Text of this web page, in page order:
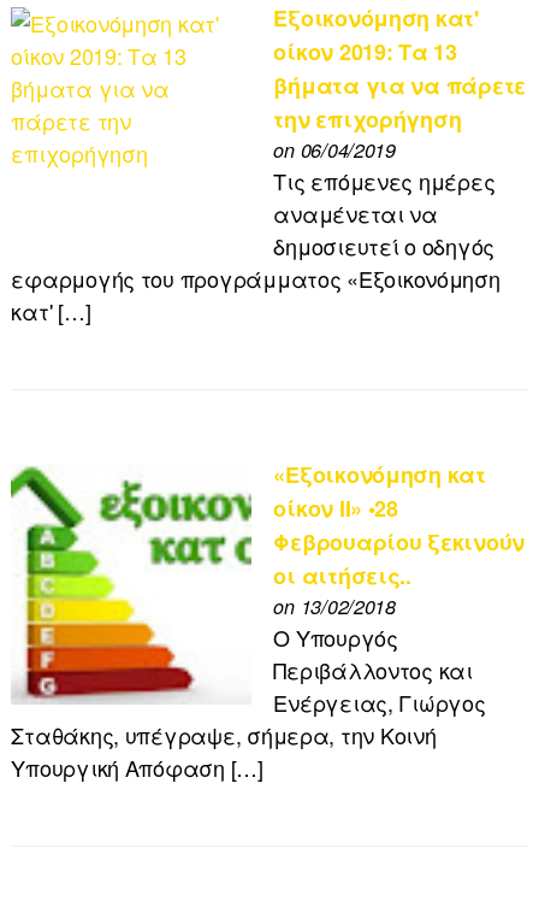
Εξοικονόμηση κατ'
οίκον 2019: Τα 13
βήματα για να πάρετε
την επιχορήγηση
on 06/04/2019
Τις επόμενες ημέρες
αναμένεται να
δημοσιευτεί ο οδηγός
εφαρμογής του προγράμματος «Εξοικονόμηση
κατ' […]
«Εξοικονόμηση κατ
οίκον II» •28
Φεβρουαρίου ξεκινούν
οι αιτήσεις..
on 13/02/2018
Ο Υπουργός
Περιβάλλοντος και
Ενέργειας, Γιώργος
Σταθάκης, υπέγραψε, σήμερα, την Κοινή
Υπουργική Απόφαση […]